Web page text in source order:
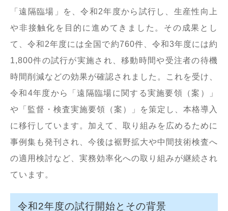
「遠隔臨場」を、令和2年度から試行し、生産性向上
や非接触化を目的に進めてきました。その成果とし
て、令和2年度には全国で約760件、令和3年度には約
1,800件の試行が実施され、移動時間や受注者の待機
時間削減などの効果が確認されました。これを受け、
令和4年度から「遠隔臨場に関する実施要領（案）」
や「監督・検査実施要領（案）」を策定し、本格導入
に移行しています。加えて、取り組みを広めるために
事例集も発刊され、今後は裾野拡大や中間技術検査へ
の適用検討など、実務効率化への取り組みが継続され
ています。
令和2年度の試行開始とその背景